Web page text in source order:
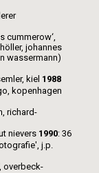
cummerow‘,
johannes
wassermann)
kiel 1988
kopenhagen
richard-
nievers 1990: 36
j.p.
overbeck-